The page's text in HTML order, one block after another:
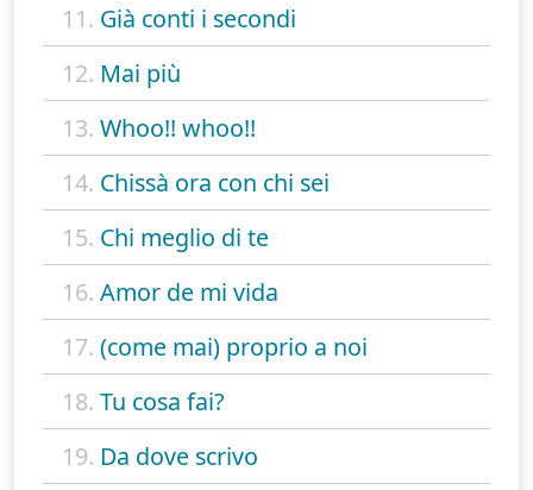
11. Già conti i secondi
12. Mai più
13. Whoo!! whoo!!
14. Chissà ora con chi sei
15. Chi meglio di te
16. Amor de mi vida
17. (come mai) proprio a noi
18. Tu cosa fai?
19. Da dove scrivo